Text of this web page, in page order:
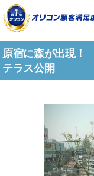
原宿に森が出現！
テラス公開